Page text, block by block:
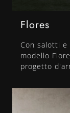
Flores
Con salotti e
modello
progetto